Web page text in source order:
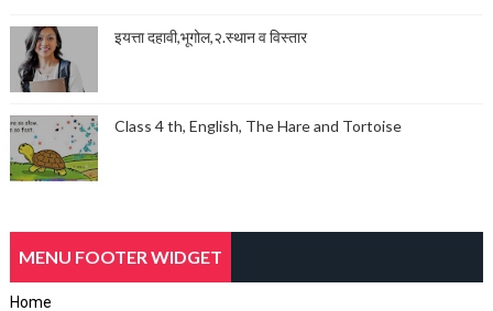
इयत्ता दहावी,भूगोल,२.स्थान व विस्तार
Class 4 th, English, The Hare and Tortoise
MENU FOOTER WIDGET
Home